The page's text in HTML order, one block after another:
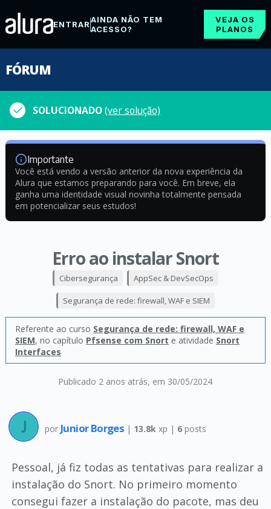
ENTRARAINDA NÃO TEM
ACESSO?
VEJA OS
PLANOS
FÓRUM
SOLUCIONADO(ver solução)
Importante
Você está vendo a versão anterior da nova experiência da
Alura que estamos preparando para você. Em breve, ela
ganha uma identidade visual novinha totalmente pensada
em potencializar seus estudos!
Erro ao instalar Snort
Publicado 2 anos atrás, em 30/05/2024
Cibersegurança AppSec & DevSecOps
Segurança de rede: firewall, WAF e SIEM
Referente ao curso Segurança de rede: firewall, WAF e
SIEM, no capítulo Pfsense com Snort e atividade Snort
Interfaces
por Junior Borges | 13.8k xp | 6posts
Pessoal, já fiz todas as tentativas para realizar a
instalação do Snort. No primeiro momento
consegui fazer a instalação do pacote, mas deu